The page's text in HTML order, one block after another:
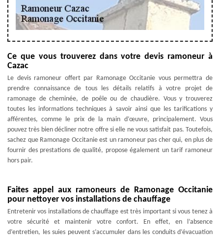
Ce que vous trouverez dans votre devis ramoneur à
Cazac
Le devis ramoneur offert par Ramonage Occitanie vous permettra de
prendre connaissance de tous les détails relatifs à votre projet de
ramonage de cheminée, de poêle ou de chaudière. Vous y trouverez
toutes les informations techniques à savoir ainsi que les tarifications y
afférentes, comme le prix de la main d’œuvre, principalement. Vous
pouvez très bien décliner notre offre si elle ne vous satisfait pas. Toutefois,
sachez que Ramonage Occitanie est un ramoneur pas cher qui, en plus de
fournir des prestations de qualité, propose également un tarif ramoneur
hors pair.
Faites appel aux ramoneurs de Ramonage Occitanie
pour nettoyer vos installations de chauffage
Entretenir vos installations de chauffage est très important si vous tenez à
votre sécurité et maintenir votre confort. En effet, en l’absence
d’entretien, les suies peuvent s’accumuler dans les conduits d’évacuation